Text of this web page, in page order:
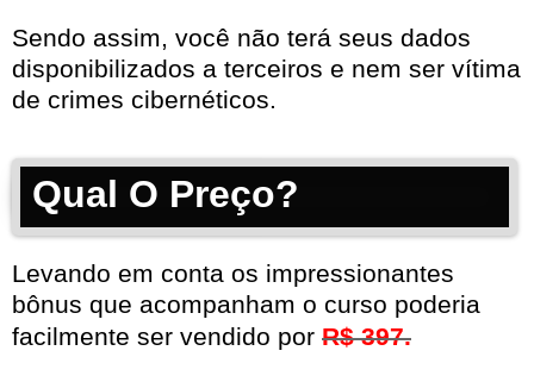
Sendo assim, você não terá seus dados
disponibilizados a terceiros e nem ser vítima
de crimes cibernéticos.
Qual O Preço?
Levando em conta os impressionantes
bônus que acompanham o curso poderia
facilmente ser vendido por R$ 397.